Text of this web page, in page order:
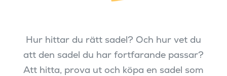
Hur hittar du rätt sadel? Och hur vet du
att den sadel du har fortfarande passar?
Att hitta, prova ut och köpa en sadel som